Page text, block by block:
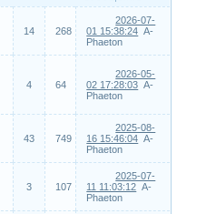
14 268
2026-07-
01 15:38:24 A-
Phaeton
4 64
2026-05-
02 17:28:03 A-
Phaeton
43 749
2025-08-
16 15:46:04 A-
Phaeton
3 107
2025-07-
11 11:03:12 A-
Phaeton